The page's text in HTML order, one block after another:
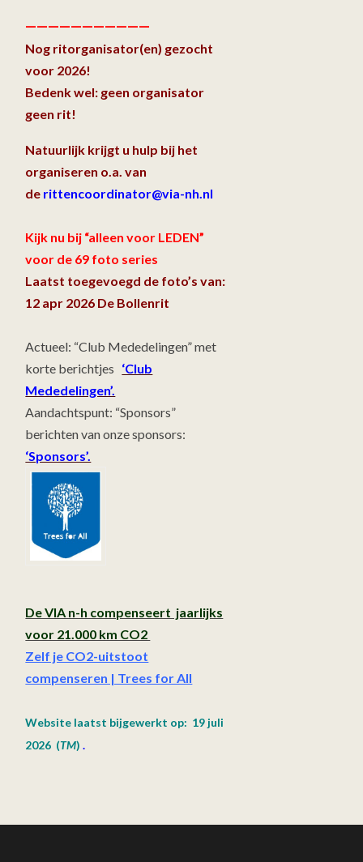
———————————
Nog ritorganisator(en) gezocht
voor 2026!
Bedenk wel: geen organisator
geen rit!
Natuurlijk krijgt u hulp bij het
organiseren o.a. van
de rittencoordinator@via-nh.nl
Kijk nu bij “alleen voor LEDEN”
voor de 69 foto series
Laatst toegevoegd de foto’s van:
12 apr 2026 De Bollenrit
Actueel: “Club Mededelingen” met
korte berichtjes ‘Club
Mededelingen’.
Aandachtspunt: “Sponsors”
berichten van onze sponsors:
‘Sponsors’.
De VIA n-h compenseert jaarlijks
voor 21.000 km CO2
Zelf je CO2-uitstoot
compenseren | Trees for All
Website laatst bijgewerkt op: 19 juli
2026 (TM) .